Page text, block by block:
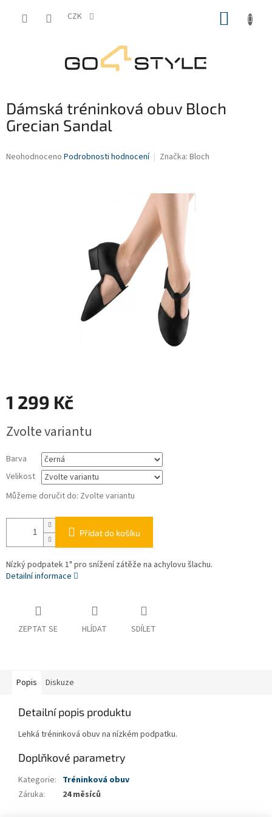
CZK
Dámská tréninková obuv Bloch
Grecian Sandal
Průměrné
Neohodnoceno Podrobnosti hodnocení Značka: Bloch
1 299 Kč
cena:
Zvolte variantu
Barva
Velikost
Můžeme doručit do: Zvolte variantu
Přidat do košíku
Nízký podpatek 1" pro snížení zátěže na achylovu šlachu.
Detailní informace
ZEPTAT SE HLÍDAT SDÍLET
Popis Diskuze
Detailní popis produktu
Lehká tréninková obuv na nízkém podpatku.
Doplňkové parametry
Kategorie: Tréninková obuv
Záruka: 24 měsíců